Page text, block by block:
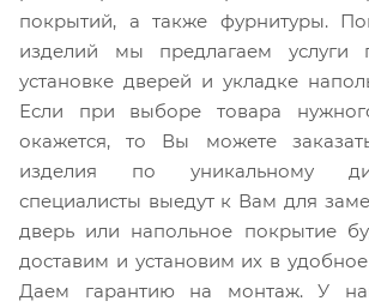
покрытий, а также фурнитуры.
изделий мы предлагаем услуги
установке дверей и укладке
Если при выборе товара
окажется, то Вы можете
изделия по уникальному
специалисты выедут к Вам для
дверь или напольное покрытие
доставим и установим их в
Даем гарантию на монтаж. У